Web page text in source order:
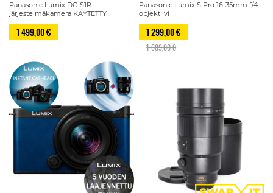
Panasonic Lumix DC-S1R -
järjestelmäkamera KÄYTETTY
1 499,00 €
Panasonic Lumix S Pro 16-35mm f/4 -
objektiivi
1 299,00 €
1 689,00 €